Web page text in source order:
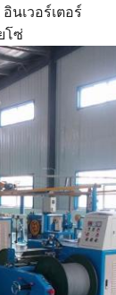
นเวอร์เตอร์
โซ่